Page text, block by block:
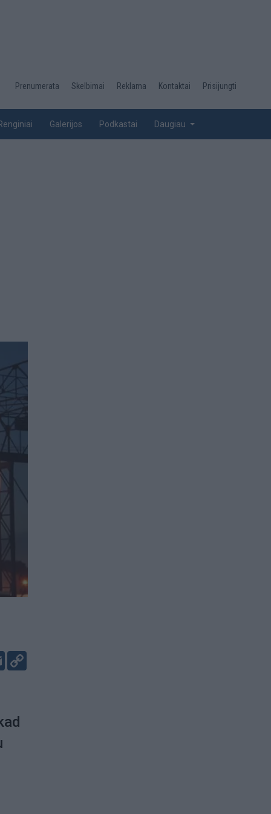
Desktop
top
Prenumerata Skelbimai Reklama Kontaktai Prisijungti
Galerijos Podkastai Daugiau
Email